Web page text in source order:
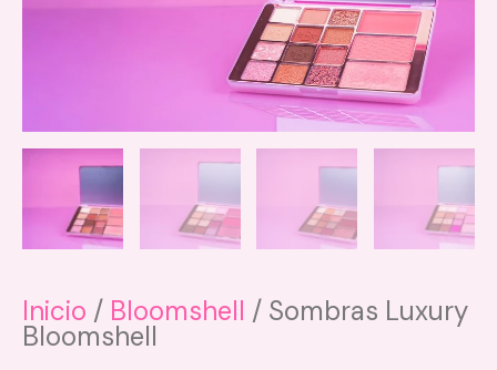
Inicio / Bloomshell / Sombras Luxury
Bloomshell